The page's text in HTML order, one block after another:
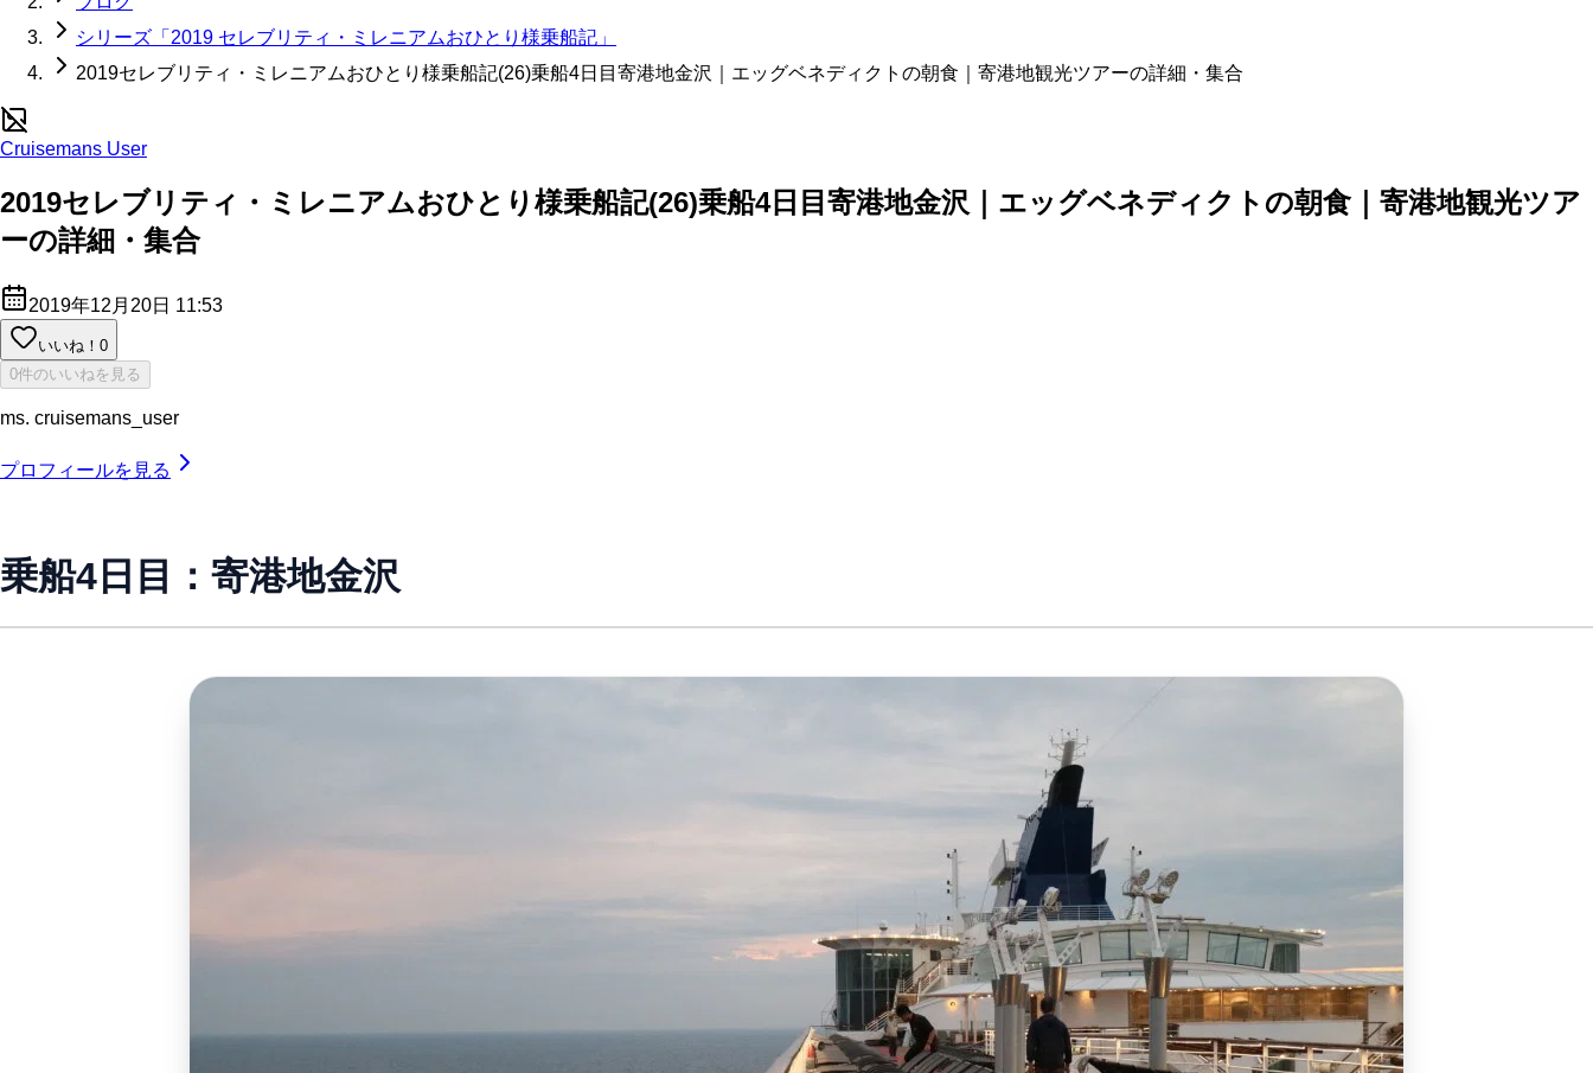
シリーズ「2019 セレブリティ・ミレニアムおひとり様乗船記」
2019セレブリティ・ミレニアムおひとり様乗船記(26)乗船4日目寄港地金沢｜エッグベネディクトの朝食｜寄港地観光ツアーの詳細・集合
Cruisemans User
2019セレブリティ・ミレニアムおひとり様乗船記(26)乗船4日目寄港地金沢｜エッグベネディクトの朝食｜寄港地観光ツア
ーの詳細・集合
2019年12月20日 11:53
いいね！ 0
0件のいいねを見る
ms. cruisemans_user
プロフィールを見る
乗船4日目：寄港地金沢